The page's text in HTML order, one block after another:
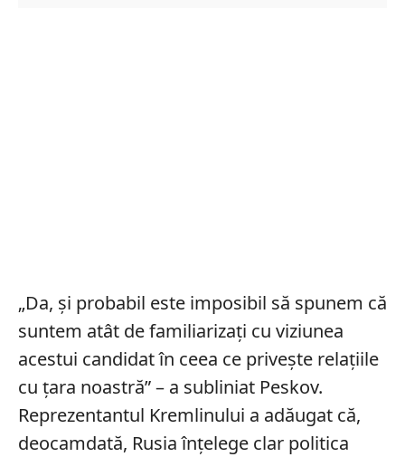
„Da, şi probabil este imposibil să spunem că
suntem atât de familiarizați cu viziunea
acestui candidat în ceea ce privește relațiile
cu țara noastră” – a subliniat Peskov.
Reprezentantul Kremlinului a adăugat că,
deocamdată, Rusia înțelege clar politica